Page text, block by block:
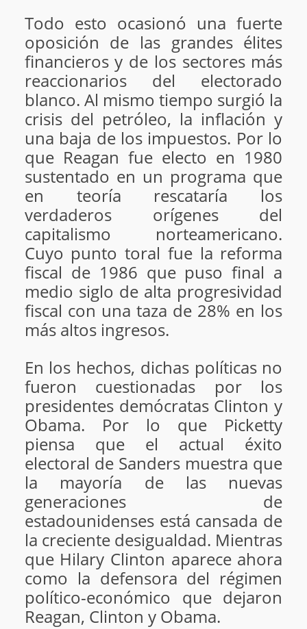
Todo esto ocasionó una fuerte
oposición de las grandes élites
financieros y de los sectores más
reaccionarios del electorado
blanco. Al mismo tiempo surgió la
crisis del petróleo, la inflación y
una baja de los impuestos. Por lo
que Reagan fue electo en 1980
sustentado en un programa que
en teoría rescataría los
verdaderos orígenes del
capitalismo norteamericano.
Cuyo punto toral fue la reforma
fiscal de 1986 que puso final a
medio siglo de alta progresividad
fiscal con una taza de 28% en los
más altos ingresos.
En los hechos, dichas políticas no
fueron cuestionadas por los
presidentes demócratas Clinton y
Obama. Por lo que Picketty
piensa que el actual éxito
electoral de Sanders muestra que
la mayoría de las nuevas
generaciones de
estadounidenses está cansada de
la creciente desigualdad. Mientras
que Hilary Clinton aparece ahora
como la defensora del régimen
político-económico que dejaron
Reagan, Clinton y Obama.